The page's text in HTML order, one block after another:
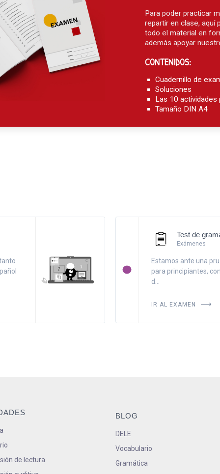
Para poder practicar
repartir en clase, aquí
todo el material en
además apoyar
CONTENIDOS:
Cuadernillo de
Soluciones
Las 10 actividades
Tamaño DIN A4
Test de
Exámenes
Estamos ante una
para principiantes,
d...
IR AL EXAMEN
de lectura
BLOG
DELE
Vocabulario
Gramática